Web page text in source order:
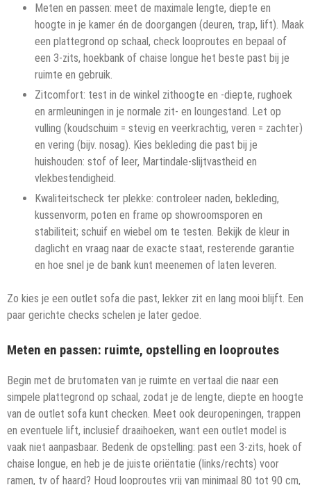
Meten en passen: meet de maximale lengte, diepte en
hoogte in je kamer én de doorgangen (deuren, trap, lift). Maak
een plattegrond op schaal, check looproutes en bepaal of
een 3-zits, hoekbank of chaise longue het beste past bij je
ruimte en gebruik.
Zitcomfort: test in de winkel zithoogte en -diepte, rughoek
en armleuningen in je normale zit- en loungestand. Let op
vulling (koudschuim = stevig en veerkrachtig, veren = zachter)
en vering (bijv. nosag). Kies bekleding die past bij je
huishouden: stof of leer, Martindale-slijtvastheid en
vlekbestendigheid.
Kwaliteitscheck ter plekke: controleer naden, bekleding,
kussenvorm, poten en frame op showroomsporen en
stabiliteit; schuif en wiebel om te testen. Bekijk de kleur in
daglicht en vraag naar de exacte staat, resterende garantie
en hoe snel je de bank kunt meenemen of laten leveren.
Zo kies je een outlet sofa die past, lekker zit en lang mooi blijft. Een
paar gerichte checks schelen je later gedoe.
Meten en passen: ruimte, opstelling en looproutes
Begin met de brutomaten van je ruimte en vertaal die naar een
simpele plattegrond op schaal, zodat je de lengte, diepte en hoogte
van de outlet sofa kunt checken. Meet ook deuropeningen, trappen
en eventuele lift, inclusief draaihoeken, want een outlet model is
vaak niet aanpasbaar. Bedenk de opstelling: past een 3-zits, hoek of
chaise longue, en heb je de juiste oriëntatie (links/rechts) voor
ramen, tv of haard? Houd looproutes vrij van minimaal 80 tot 90 cm,